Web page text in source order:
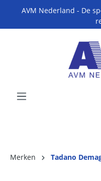
AVM Nederland - De
Merken Tadano